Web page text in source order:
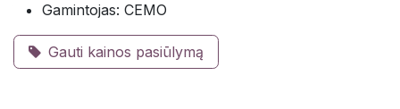
Gamintojas: CEMO
Gauti kainos pasiūlymą